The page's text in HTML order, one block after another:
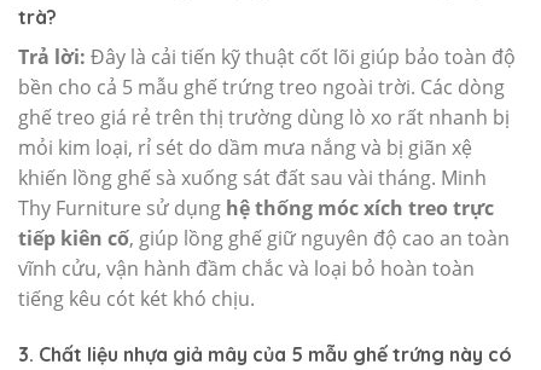
trà?
Trả lời: Đây là cải tiến kỹ thuật cốt lõi giúp bảo toàn độ
bền cho cả 5 mẫu ghế trứng treo ngoài trời. Các dòng
ghế treo giá rẻ trên thị trường dùng lò xo rất nhanh bị
mỏi kim loại, rỉ sét do dầm mưa nắng và bị giãn xệ
khiến lồng ghế sà xuống sát đất sau vài tháng. Minh
Thy Furniture sử dụng hệ thống móc xích treo trực
tiếp kiên cố, giúp lồng ghế giữ nguyên độ cao an toàn
vĩnh cửu, vận hành đầm chắc và loại bỏ hoàn toàn
tiếng kêu cót két khó chịu.
3. Chất liệu nhựa giả mây của 5 mẫu ghế trứng này có